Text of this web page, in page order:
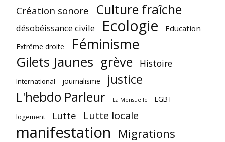
Création sonore Culture fraîche
désobéissance civile Ecologie Education
Extrême droite Féminisme
Gilets Jaunes grève Histoire
International journalisme justice
L'hebdo Parleur La Mensuelle
LGBT
logement
Lutte Lutte locale
manifestation Migrations